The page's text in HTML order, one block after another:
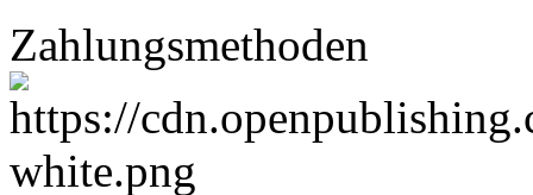
Zahlungsmethoden